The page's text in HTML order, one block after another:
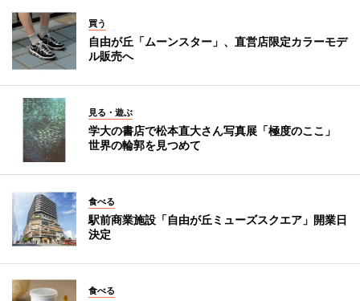
買う
自由が丘「ムーンスター」、直営店限定カラーモデ
ル販売へ
見る・遊ぶ
学大の書店で松本直大さん写真展「極度のここ」
世界の輪郭を見つめて
食べる
駅前商業施設「自由が丘ミューズスクエア」開業日
決定
食べる